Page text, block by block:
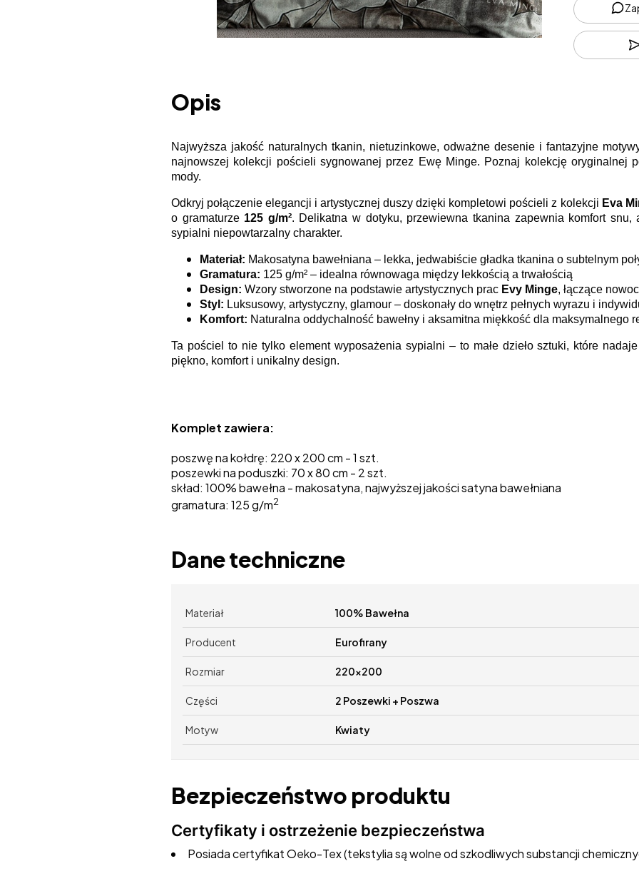
Opis
Najwyższa jakość naturalnych tkanin, nietuzinkowe, odważne desenie i fantazyjne
najnowszej kolekcji pościeli sygnowanej przez Ewę Minge. Poznaj kolekcję oryginalnej
mody.
Odkryj połączenie elegancji i artystycznej duszy dzięki kompletowi pościeli z kolekcji Eva
o gramaturze 125 g/m². Delikatna w dotyku, przewiewna tkanina zapewnia komfort
sypialni niepowtarzalny charakter.
Materiał: Makosatyna bawełniana – lekka, jedwabiście gładka tkanina o subtelnym
Gramatura: 125 g/m² – idealna równowaga między lekkością a trwałością
Design: Wzory stworzone na podstawie artystycznych prac Evy Minge, łączące
Styl: Luksusowy, artystyczny, glamour – doskonały do wnętrz pełnych wyrazu i
Komfort: Naturalna oddychalność bawełny i aksamitna miękkość dla maksymalnego
Ta pościel to nie tylko element wyposażenia sypialni – to małe dzieło sztuki, które
piękno, komfort i unikalny design.
Komplet zawiera:
poszwę na kołdrę: 220 x 200 cm - 1 szt.
poszewki na poduszki: 70 x 80 cm - 2 szt.
skład: 100% bawełna - makosatyna, najwyższej jakości satyna bawełniana
gramatura: 125 g/m2
Dane techniczne
Materiał 100% Bawełna
Producent Eurofirany
Rozmiar 220x200
Części 2 Poszewki + Poszwa
Motyw Kwiaty
Bezpieczeństwo produktu
Certyfikaty i ostrzeżenie bezpieczeństwa
Posiada certyfikat Oeko-Tex (tekstylia są wolne od szkodliwych substancji